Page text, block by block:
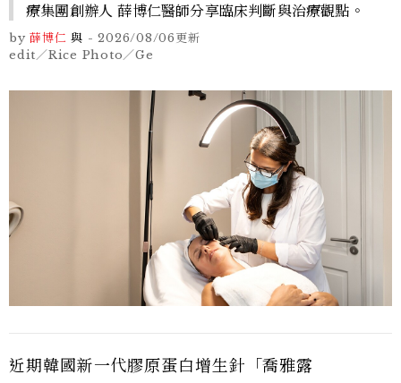
療集團創辦人 薛博仁醫師分享臨床判斷與治療觀點。
by 薛博仁 與 -2026/08/06更新
edit／Rice Photo／Ge
近期韓國新一代膠原蛋白增生針「喬雅露